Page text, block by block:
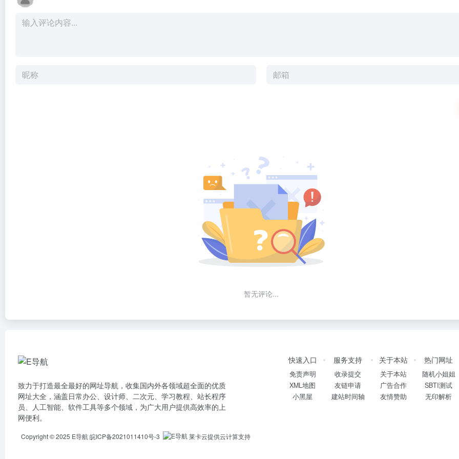
暂无评论...
致力于打造最全最好的网址导航，收集国内外各领域超全面的优质
网址大全，涵盖日常办公、设计师、二次元、学习教程、站长程序
员、人工智能、软件工具等多个领域，为广大用户提供高效率的上
网便利。
快速入口
免责声明
XML地图
小黑屋
服务支持
收录提交
友链申请
建站时间轴
关于本站
关于本站
广告合作
友情赞助
热门网址
随机小姐姐
SBTI测试
无印解析
Copyright © 2025 E导航皖ICP备2021011410号-3 莱卡云提供云计算支持